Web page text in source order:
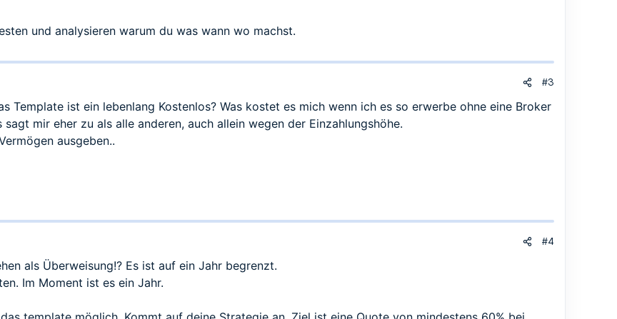
und analysieren warum du was wann wo machst.
#3
Template ist ein lebenlang Kostenlos? Was kostet es mich wenn ich es so erwerbe ohne eine Broker
mir eher zu als alle anderen, auch allein wegen der Einzahlungshöhe.
ausgeben..
#4
als Überweisung!? Es ist auf ein Jahr begrenzt.
Im Moment ist es ein Jahr.